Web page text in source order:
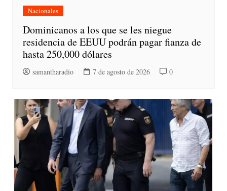
Nacionales
Dominicanos a los que se les niegue
residencia de EEUU podrán pagar fianza de
hasta 250,000 dólares
samantharadio 7 de agosto de 2026 0